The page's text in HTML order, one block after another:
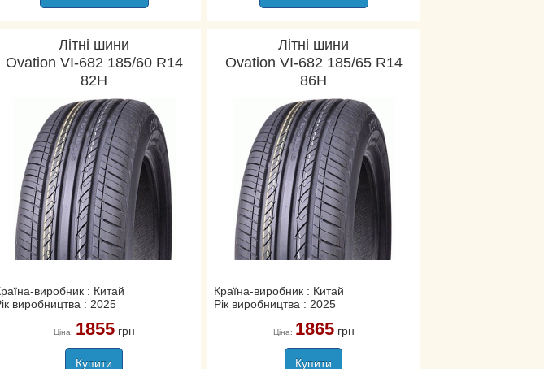
Літні шини
Ovation VI-682 185/60 R14
82H
виробник : Китай
виробництва : 2025
Ціна: 1855грн
Купити
Літні шини
Ovation VI-682 185/65 R14
86H
Країна-виробник : Китай
Рік виробництва : 2025
Ціна: 1865грн
Купити